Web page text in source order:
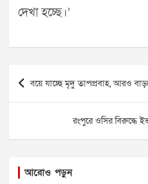
দেখা হচ্ছে।’
Post
navigation
বয়ে যাচ্ছে মৃদু তাপপ্রবাহ, আরও
রংপুরে ওসির বিরুদ্ধে
আরোও পড়ুন